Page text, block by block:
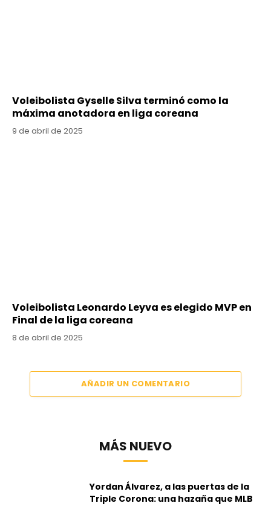
Voleibolista Gyselle Silva terminó como la
máxima anotadora en liga coreana
9 de abril de 2025
Voleibolista Leonardo Leyva es elegido MVP en
Final de la liga coreana
8 de abril de 2025
AÑADIR UN COMENTARIO
MÁS NUEVO
Yordan Álvarez, a las puertas de la
Triple Corona: una hazaña que MLB